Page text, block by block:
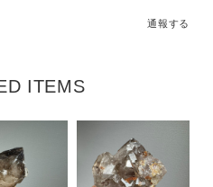
通報する
ITEMS